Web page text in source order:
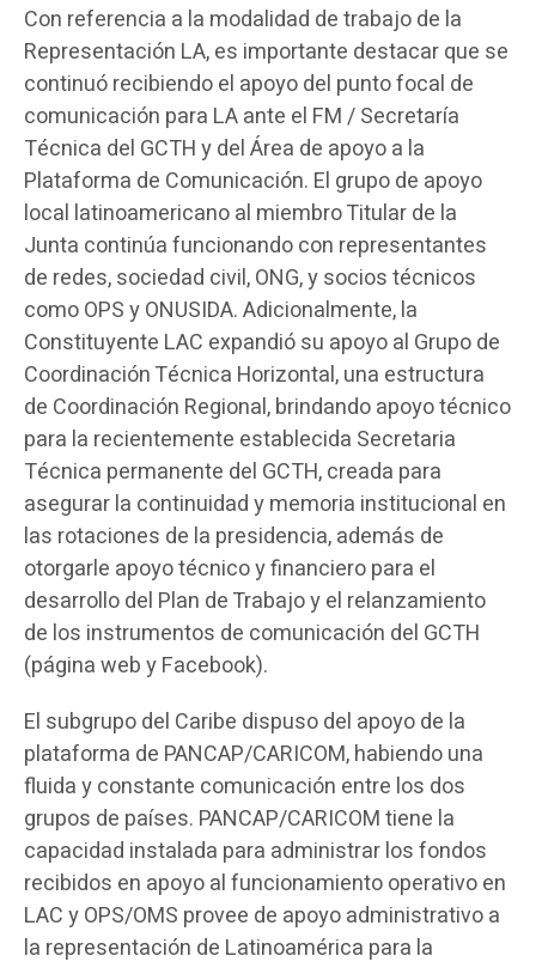
Con referencia a la modalidad de trabajo de la
Representación LA, es importante destacar que se
continuó recibiendo el apoyo del punto focal de
comunicación para LA ante el FM / Secretaría
Técnica del GCTH y del Área de apoyo a la
Plataforma de Comunicación. El grupo de apoyo
local latinoamericano al miembro Titular de la
Junta continúa funcionando con representantes
de redes, sociedad civil, ONG, y socios técnicos
como OPS y ONUSIDA. Adicionalmente, la
Constituyente LAC expandió su apoyo al Grupo de
Coordinación Técnica Horizontal, una estructura
de Coordinación Regional, brindando apoyo técnico
para la recientemente establecida Secretaria
Técnica permanente del GCTH, creada para
asegurar la continuidad y memoria institucional en
las rotaciones de la presidencia, además de
otorgarle apoyo técnico y financiero para el
desarrollo del Plan de Trabajo y el relanzamiento
de los instrumentos de comunicación del GCTH
(página web y Facebook).
El subgrupo del Caribe dispuso del apoyo de la
plataforma de PANCAP/CARICOM, habiendo una
fluida y constante comunicación entre los dos
grupos de países. PANCAP/CARICOM tiene la
capacidad instalada para administrar los fondos
recibidos en apoyo al funcionamiento operativo en
LAC y OPS/OMS provee de apoyo administrativo a
la representación de Latinoamérica para la